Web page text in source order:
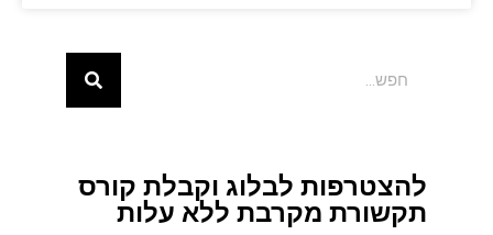
להצטרפות לבלוג וקבלת קורס
תקשורת מקרבת ללא עלות